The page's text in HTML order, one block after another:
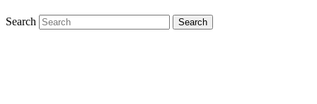
Search Search